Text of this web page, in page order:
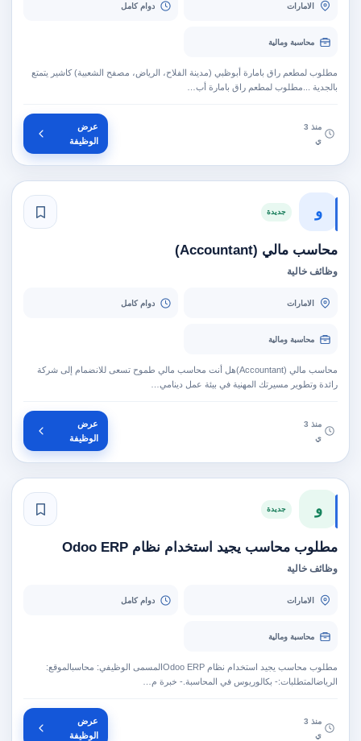
الامارات دوام كامل
محاسبة ومالية
مطلوب لمطعم راق بامارة أبوظبي (مدينة الفلاح، الرياض، مصفح الشعبية) كاشير يتمتع
بالجدية ...مطلوب لمطعم راق بامارة أب…
منذ 3
ي
عرض
الوظيفة
و جديدة
محاسب مالي (Accountant)
وظائف خالية
الامارات دوام كامل
محاسبة ومالية
محاسب مالي (Accountant)هل أنت محاسب مالي طموح تسعى للانضمام إلى شركة
رائدة وتطوير مسيرتك المهنية في بيئة عمل دينامي…
منذ 3
ي
عرض
الوظيفة
و جديدة
مطلوب محاسب يجيد استخدام نظام Odoo ERP
وظائف خالية
الامارات دوام كامل
محاسبة ومالية
مطلوب محاسب يجيد استخدام نظام Odoo ERPالمسمى الوظيفي: محاسبالموقع:
الرياضالمتطلبات:- بكالوريوس في المحاسبة.- خبرة م…
منذ 3
ي
عرض
الوظيفة